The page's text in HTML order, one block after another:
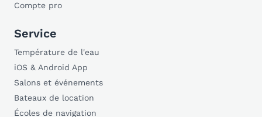
Compte pro
Service
Température de l'eau
iOS & Android App
Salons et événements
Bateaux de location
Écoles de navigation